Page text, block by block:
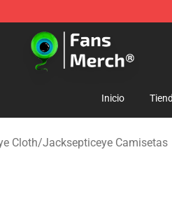
- Official Jacksepticeye
Inicio
Cloth/Jacksepticeye Camisetas